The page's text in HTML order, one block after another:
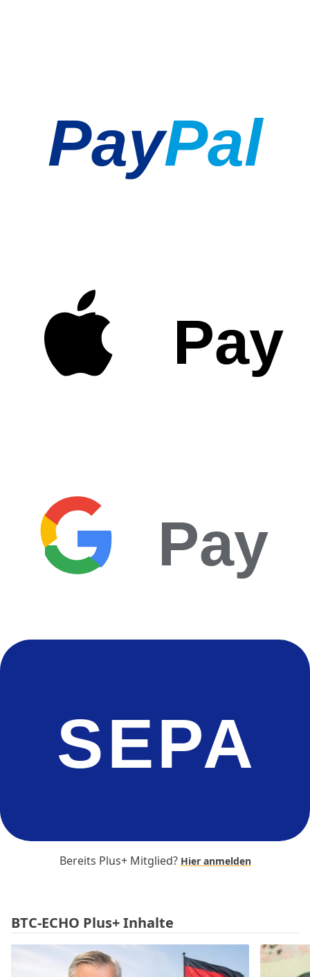
PayPal
Pay
Pay
SEPA
Bereits Plus+ Mitglied? Hier anmelden
BTC-ECHO Plus+ Inhalte